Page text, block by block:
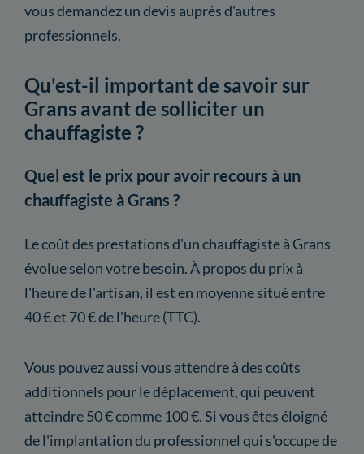
vous demandez un devis auprès d'autres
professionnels.
Qu'est-il important de savoir sur
Grans avant de solliciter un
chauffagiste ?
Quel est le prix pour avoir recours à un
chauffagiste à Grans ?
Le coût des prestations d'un chauffagiste à Grans
évolue selon votre besoin. À propos du prix à
l'heure de l'artisan, il est en moyenne situé entre
40 € et 70 € de l'heure (TTC).
Vous pouvez aussi vous attendre à des coûts
additionnels pour le déplacement, qui peuvent
atteindre 50 € comme 100 €. Si vous êtes éloigné
de l'implantation du professionnel qui s'occupe de